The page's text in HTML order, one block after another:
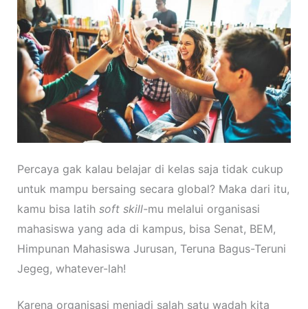
Percaya gak kalau belajar di kelas saja tidak cukup
untuk mampu bersaing secara global? Maka dari itu,
kamu bisa latih soft skill-mu melalui organisasi
mahasiswa yang ada di kampus, bisa Senat, BEM,
Himpunan Mahasiswa Jurusan, Teruna Bagus-Teruni
Jegeg, whatever-lah!
Karena organisasi menjadi salah satu wadah kita